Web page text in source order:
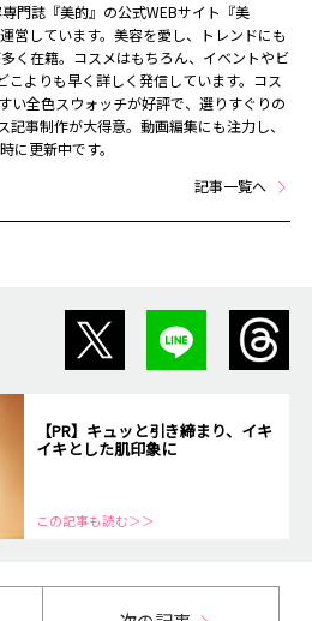
門誌『美的』の公式WEBサイト『美
営しています。美容を愛し、トレンドにも
く在籍。コスメはもちろん、イベントやビ
こよりも早く詳しく発信しています。コス
い全色スウォッチが好評で、選りすぐりの
事制作が大得意。動画編集にも注力し、
に更新中です。
記事一覧へ
【PR】キュッと引き締まり、イキ
イキとした肌印象に
この記事も読む＞＞